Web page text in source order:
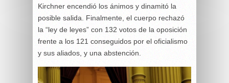
Kirchner encendió los ánimos y dinamitó la
posible salida. Finalmente, el cuerpo rechazó
la “ley de leyes” con 132 votos de la oposición
frente a los 121 conseguidos por el oficialismo
y sus aliados, y una abstención.